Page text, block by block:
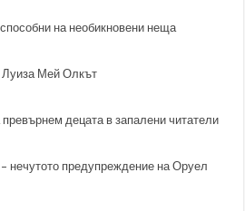
на необикновени неща
Луиза Мей Олкът
децата в запалени читатели
нечутото предупреждение на Оруел